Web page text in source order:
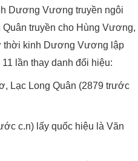
Dương Vương truyền ngôi
truyền cho Hùng Vương,
thời kinh Dương Vương lập
lần thay danh đổi hiệu:
Lạc Long Quân (2879 trước
c.n) lấy quốc hiệu là Văn